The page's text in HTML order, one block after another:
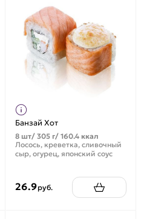
Банзай Хот
8 шт/ 305 г/ 160.4 ккал
Лосось, креветка, сливочный
сыр, огурец, японский соус
26.9руб.